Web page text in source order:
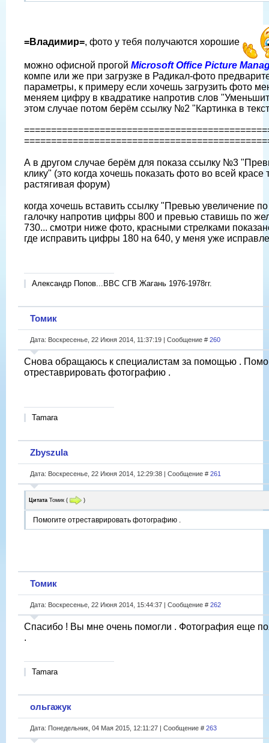
=Владимир=, фото у тебя получаются хорошие
можно офисной прогой Microsoft Office Picture
компе или же при загрузке в Радикал-фото
параметры, к примеру если хочешь загрузить фото
меняем цифру в квадратике напротив слов
этом случае потом берём ссылку №2 "Картинка в
А в другом случае берём для показа ссылку №3
клику" (это когда хочешь показать фото во всей красе
растягивая форум)
когда хочешь вставить ссылку "Превью увеличение
галочку напротив цифры 800 и превью ставишь по
730... смотри ниже фото, красными стрелками
где исправить цифры 180 на 640, у меня уже
Александр Попов...ВВС СГВ Жагань 1976-1978гг.
Томик
Дата: Воскресенье, 22 Июня 2014, 11:37:19 | Сообщение # 260
Снова обращаюсь к специалистам за помощью .
отреставрировать фотографию .
Tamara
Zbyszula
Дата: Воскресенье, 22 Июня 2014, 12:29:38 | Сообщение # 261
Цитата Томик ( )
Помогите отреставрировать фотографию .
Томик
Дата: Воскресенье, 22 Июня 2014, 15:44:37 | Сообщение # 262
Спасибо ! Вы мне очень помогли . Фотография еще
.
Tamara
ольгажук
Дата: Понедельник, 04 Мая 2015, 12:11:27 | Сообщение # 263